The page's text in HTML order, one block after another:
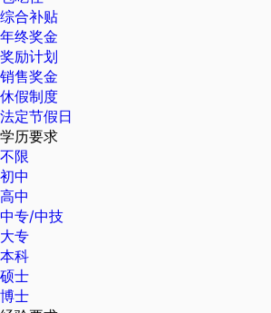
综合补贴
年终奖金
奖励计划
销售奖金
休假制度
法定节假日
学历要求
不限
初中
高中
中专/中技
大专
本科
硕士
博士